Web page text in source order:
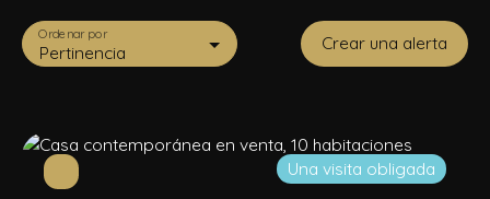
Pertinencia
Ordenar por Crear una alerta
Una visita obligada